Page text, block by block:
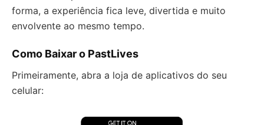
forma, a experiência fica leve, divertida e muito
envolvente ao mesmo tempo.
Como Baixar o PastLives
Primeiramente, abra a loja de aplicativos do seu
celular: